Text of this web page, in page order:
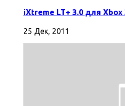
iXtreme LT+ 3.0 для
25 Дек, 2011